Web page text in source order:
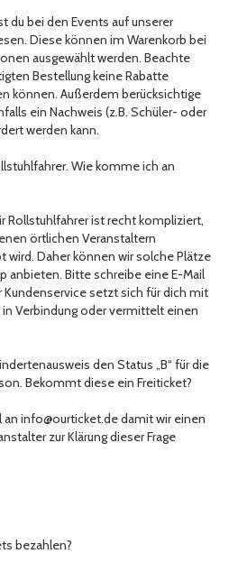
du bei den Events auf unserer
Diese können im Warenkorb bei
ausgewählt werden. Beachte
Bestellung keine Rabatte
können. Außerdem berücksichtige
ein Nachweis (z.B. Schüler- oder
werden kann.
Wie komme ich an
Rollstuhlfahrer ist recht kompliziert,
örtlichen Veranstaltern
wird. Daher können wir solche Plätze
anbieten. Bitte schreibe eine E-Mail
Kundenservice setzt sich für dich mit
Verbindung oder vermittelt einen
den Status „B“ für die
Bekommt diese ein Freiticket?
info@ourticket.de damit wir einen
zur Klärung dieser Frage
bezahlen?